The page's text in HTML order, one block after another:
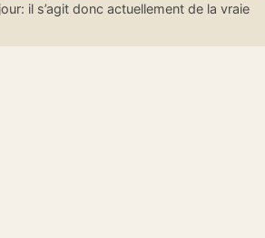
il s’agit donc actuellement de la vraie